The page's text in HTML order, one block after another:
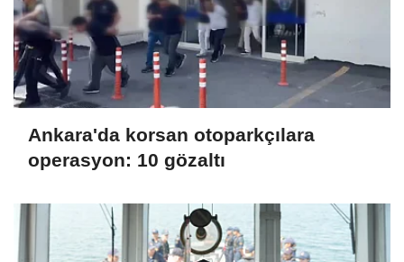
Ankara'da korsan otoparkçılara
operasyon: 10 gözaltı